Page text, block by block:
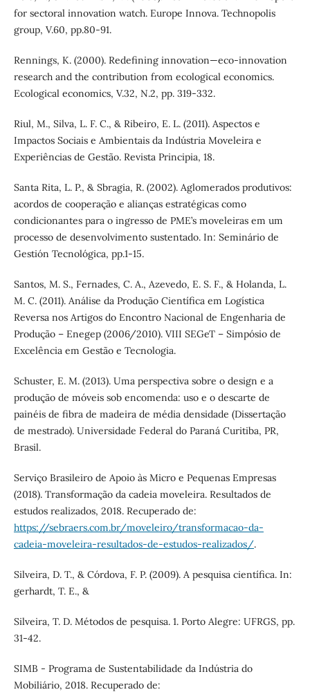
for sectoral innovation watch. Europe Innova. Technopolis
group, V.60, pp.80-91.
Rennings, K. (2000). Redefining innovation—eco-innovation
research and the contribution from ecological economics.
Ecological economics, V.32, N.2, pp. 319-332.
Riul, M., Silva, L. F. C., & Ribeiro, E. L. (2011). Aspectos e
Impactos Sociais e Ambientais da Indústria Moveleira e
Experiências de Gestão. Revista Principia, 18.
Santa Rita, L. P., & Sbragia, R. (2002). Aglomerados produtivos:
acordos de cooperação e alianças estratégicas como
condicionantes para o ingresso de PME’s moveleiras em um
processo de desenvolvimento sustentado. In: Seminário de
Gestión Tecnológica, pp.1-15.
Santos, M. S., Fernades, C. A., Azevedo, E. S. F., & Holanda, L.
M. C. (2011). Análise da Produção Científica em Logística
Reversa nos Artigos do Encontro Nacional de Engenharia de
Produção – Enegep (2006/2010). VIII SEGeT – Simpósio de
Excelência em Gestão e Tecnologia.
Schuster, E. M. (2013). Uma perspectiva sobre o design e a
produção de móveis sob encomenda: uso e o descarte de
painéis de fibra de madeira de média densidade (Dissertação
de mestrado). Universidade Federal do Paraná Curitiba, PR,
Brasil.
Serviço Brasileiro de Apoio às Micro e Pequenas Empresas
(2018). Transformação da cadeia moveleira. Resultados de
estudos realizados, 2018. Recuperado de:
https://sebraers.com.br/moveleiro/transformacao-da-
cadeia-moveleira-resultados-de-estudos-realizados/.
Silveira, D. T., & Córdova, F. P. (2009). A pesquisa científica. In:
gerhardt, T. E., &
Silveira, T. D. Métodos de pesquisa. 1. Porto Alegre: UFRGS, pp.
31-42.
SIMB - Programa de Sustentabilidade da Indústria do
Mobiliário, 2018. Recuperado de: